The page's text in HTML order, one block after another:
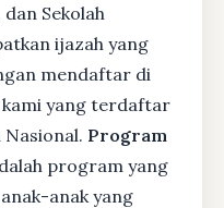
Sekolah
ijazah yang
mendaftar di
yang terdaftar
Program
program yang
anak yang